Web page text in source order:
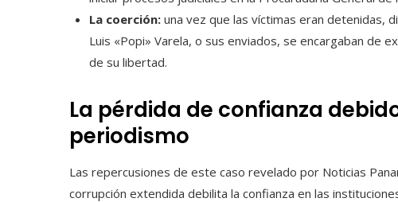
La coerción: una vez que las víctimas eran detenidas,
Luis «Popi» Varela, o sus enviados, se encargaban de
de su libertad.
La pérdida de confianza
periodismo
Las repercusiones de este caso revelado por Noticias
corrupción extendida debilita la confianza en las